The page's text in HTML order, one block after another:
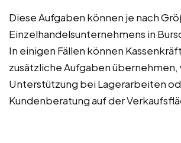
Diese Aufgaben können je nach
Einzelhandelsunternehmens in
In einigen Fällen können
zusätzliche Aufgaben übernehmen,
Unterstützung bei Lagerarbeiten
Kundenberatung auf der